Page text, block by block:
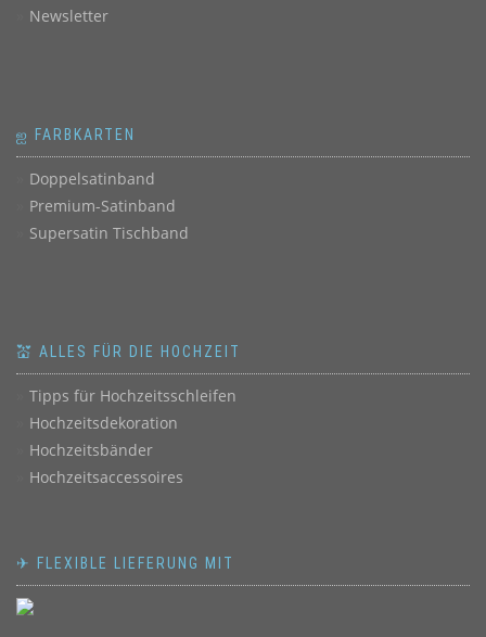
Newsletter
ஐ FARBKARTEN
Doppelsatinband
Premium-Satinband
Supersatin Tischband
💒 ALLES FÜR DIE HOCHZEIT
Tipps für Hochzeitsschleifen
Hochzeitsdekoration
Hochzeitsbänder
Hochzeitsaccessoires
✈ FLEXIBLE LIEFERUNG MIT